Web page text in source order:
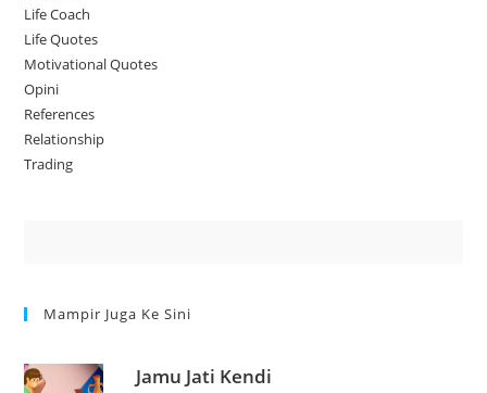
Life Coach
Life Quotes
Motivational Quotes
Opini
References
Relationship
Trading
Mampir Juga Ke Sini
Jamu Jati Kendi